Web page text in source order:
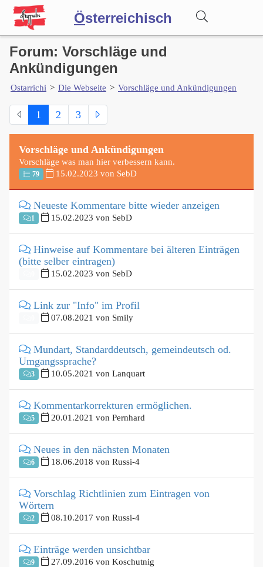
Österreichisch
Wörterbuch
Forum
Blog
Forum: Vorschläge und
Ankündigungen
Ostarrichi > Die Webseite > Vorschläge und Ankündigungen
1 2 3
Vorschläge und Ankündigungen
Vorschläge was man hier verbessern kann.
79 15.02.2023 von SebD
Neueste Kommentare bitte wieder anzeigen
1 15.02.2023 von SebD
Hinweise auf Kommentare bei älteren Einträgen
(bitte selber eintragen)
15.02.2023 von SebD
Link zur "Info" im Profil
07.08.2021 von Smily
Mundart, Standarddeutsch, gemeindeutsch od.
Umgangssprache?
3 10.05.2021 von Lanquart
Kommentarkorrekturen ermöglichen.
5 20.01.2021 von Pernhard
Neues in den nächsten Monaten
6 18.06.2018 von Russi-4
Vorschlag Richtlinien zum Eintragen von
Wörtern
2 08.10.2017 von Russi-4
Einträge werden unsichtbar
9 27.09.2016 von Koschutnig